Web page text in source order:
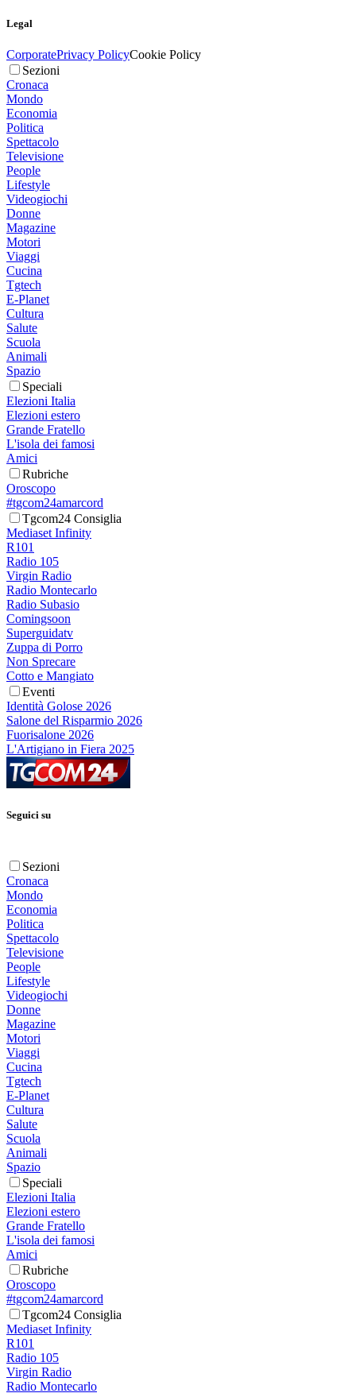
Legal
CorporatePrivacy PolicyCookie Policy
Sezioni
Cronaca
Mondo
Economia
Politica
Spettacolo
Televisione
People
Lifestyle
Videogiochi
Donne
Magazine
Motori
Viaggi
Cucina
Tgtech
E-Planet
Cultura
Salute
Scuola
Animali
Spazio
Speciali
Elezioni Italia
Elezioni estero
Grande Fratello
L'isola dei famosi
Amici
Rubriche
Oroscopo
#tgcom24amarcord
Tgcom24 Consiglia
Mediaset Infinity
R101
Radio 105
Virgin Radio
Radio Montecarlo
Radio Subasio
Comingsoon
Superguidatv
Zuppa di Porro
Non Sprecare
Cotto e Mangiato
Eventi
Identità Golose 2026
Salone del Risparmio 2026
Fuorisalone 2026
L'Artigiano in Fiera 2025
Seguici su
Sezioni
Cronaca
Mondo
Economia
Politica
Spettacolo
Televisione
People
Lifestyle
Videogiochi
Donne
Magazine
Motori
Viaggi
Cucina
Tgtech
E-Planet
Cultura
Salute
Scuola
Animali
Spazio
Speciali
Elezioni Italia
Elezioni estero
Grande Fratello
L'isola dei famosi
Amici
Rubriche
Oroscopo
#tgcom24amarcord
Tgcom24 Consiglia
Mediaset Infinity
R101
Radio 105
Virgin Radio
Radio Montecarlo